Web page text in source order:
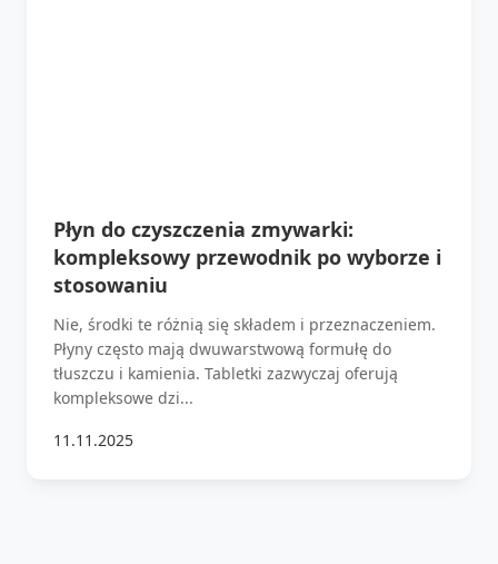
Płyn do czyszczenia zmywarki:
kompleksowy przewodnik po wyborze i
stosowaniu
Nie, środki te różnią się składem i przeznaczeniem.
Płyny często mają dwuwarstwową formułę do
tłuszczu i kamienia. Tabletki zazwyczaj oferują
kompleksowe dzi...
11.11.2025